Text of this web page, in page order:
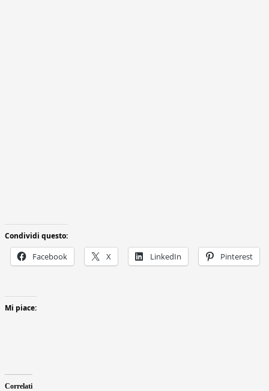
Condividi questo:
Facebook X LinkedIn Pinterest
Mi piace:
Correlati